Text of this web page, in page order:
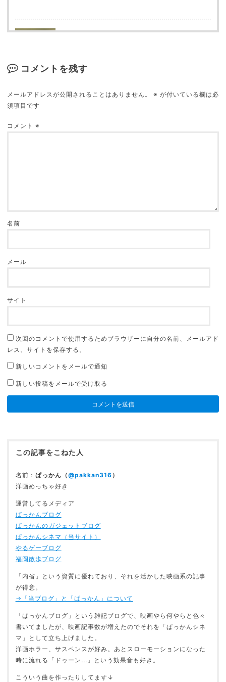
コメントを残す
メールアドレスが公開されることはありません。 ※ が付いている欄は必
須項目です
コメント ※
名前
メール
サイト
次回のコメントで使用するためブラウザーに自分の名前、メールアド
レス、サイトを保存する。
新しいコメントをメールで通知
新しい投稿をメールで受け取る
この記事をこねた人
名前： ぱっかん（@pakkan316 ）
洋画めっちゃ好き
運営してるメディア
ぱっかんブログ
ぱっかんのガジェットブログ
ぱっかんシネマ（当サイト）
やるゲーブログ
福岡散歩ブログ
「内省」という資質に優れており、それを活かした映画系の記事
が得意。
→「当ブログ」と「ぱっかん」について
「ぱっかんブログ」という雑記ブログで、映画やら何やらと色々
書いてましたが、映画記事数が増えたのでそれを「ぱっかんシネ
マ」として立ち上げました。
洋画ホラー、サスペンスが好み。あとスローモーションになった
時に流れる「ドゥーン...」という効果音も好き。
こういう曲を作ったりしてます↓